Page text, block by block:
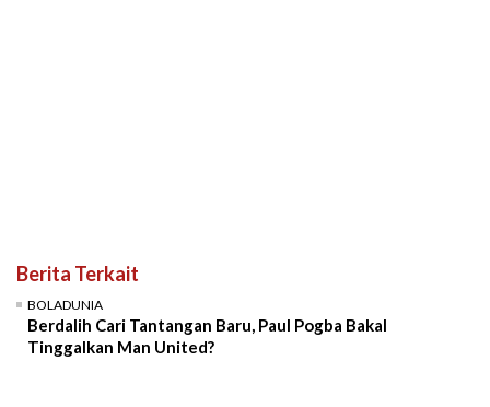
Berita Terkait
BOLADUNIA
Berdalih Cari Tantangan Baru, Paul Pogba Bakal
Tinggalkan Man United?